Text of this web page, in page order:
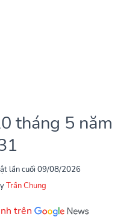
tháng 5 năm
lần cuối 09/08/2026
Trần Chung
trên